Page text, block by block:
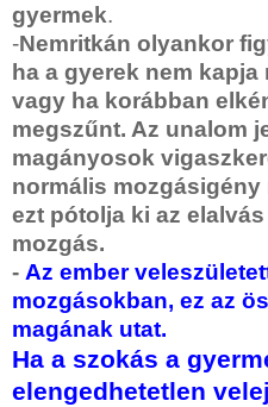
gyermek.
-Nemritkán olyankor
ha a gyerek nem
vagy ha korábban
megszűnt. Az unalom
magányosok
normális
ezt pótolja ki az
mozgás.
- Az ember
mozgásokban, ez az
magának utat.
Ha a szokás a
elengedhetetlen